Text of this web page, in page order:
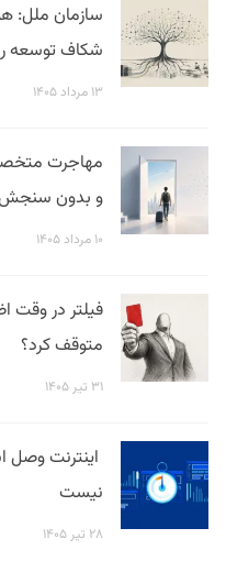
سازمان ملل:
شکاف توسعه
۱۳ مرداد ۱۴۰۵
مهاجرت
و بدون
۱۰ مرداد ۱۴۰۵
متوقف کرد؟
۳۱ تیر ۱۴۰۵
اینترنت وصل
نیست
۲۸ تیر ۱۴۰۵